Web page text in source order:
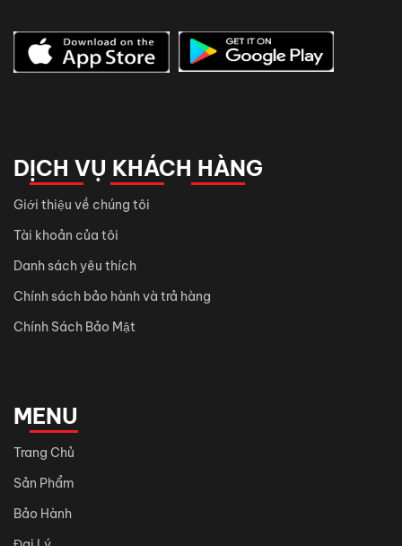
DỊCH VỤ KHÁCH HÀNG
Giới thiệu về chúng tôi
Tài khoản của tôi
Danh sách yêu thích
Chính sách bảo hành và trả hàng
Chính Sách Bảo Mật
MENU
Trang Chủ
Sản Phẩm
Bảo Hành